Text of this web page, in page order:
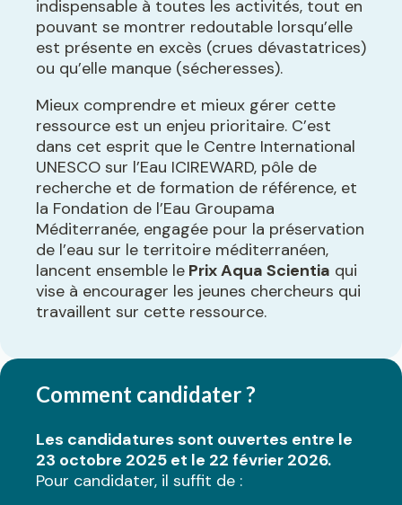
indispensable à toutes les activités, tout en
pouvant se montrer redoutable lorsqu’elle
est présente en excès (crues dévastatrices)
ou qu’elle manque (sécheresses).
Mieux comprendre et mieux gérer cette
ressource est un enjeu prioritaire. C’est
dans cet esprit que le Centre International
UNESCO sur l’Eau ICIREWARD, pôle de
recherche et de formation de référence, et
la Fondation de l’Eau Groupama
Méditerranée, engagée pour la préservation
de l’eau sur le territoire méditerranéen,
lancent ensemble le Prix Aqua Scientia qui
vise à encourager les jeunes chercheurs qui
travaillent sur cette ressource.
Comment candidater ?
Les candidatures sont ouvertes entre le
23 octobre 2025 et le 22 février 2026.
Pour candidater, il suffit de :